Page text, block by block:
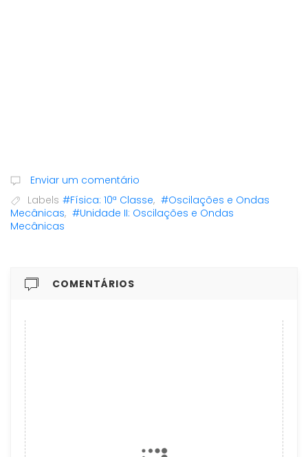
Enviar um comentário
Labels #Física: 10ª Classe, #Oscilações e Ondas
Mecânicas, #Unidade II: Oscilações e Ondas
Mecânicas
COMENTÁRIOS